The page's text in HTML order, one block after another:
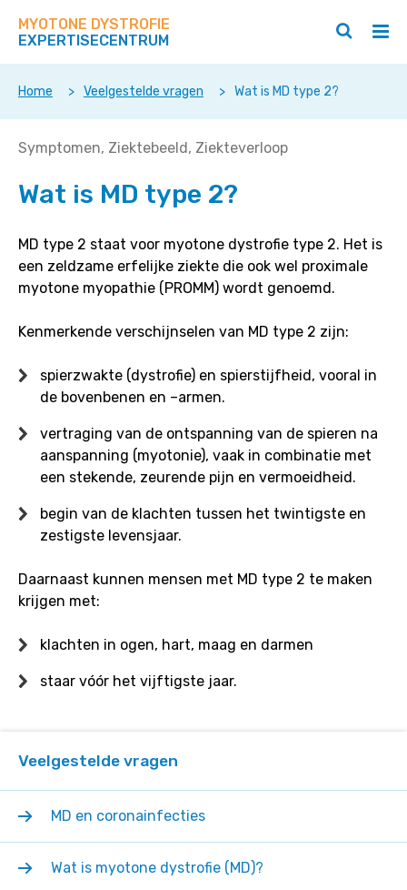
direct
op
deze
MYOTONE DYSTROFIE
EXPERTISECENTRUM
/
Zoeken
/
Home > Veelgestelde vragen > Wat is MD type 2?
Wat
MD
2?
Symptomen Ziektebeeld Ziekteverloop
Wat is MD type 2?
MD type 2 staat voor myotone dystrofie type 2. Het is
een zeldzame erfelijke ziekte die ook wel proximale
myotone myopathie (PROMM) wordt genoemd.
Kenmerkende verschijnselen van MD type 2 zijn:
spierzwakte (dystrofie) en spierstijfheid, vooral in
de bovenbenen en –armen.
vertraging van de ontspanning van de spieren na
aanspanning (myotonie), vaak in combinatie met
een stekende, zeurende pijn en vermoeidheid.
begin van de klachten tussen het twintigste en
zestigste levensjaar.
Daarnaast kunnen mensen met MD type 2 te maken
krijgen met:
klachten in ogen, hart, maag en darmen
staar vóór het vijftigste jaar.
Veelgestelde vragen
MD en coronainfecties
Wat is myotone dystrofie (MD)?